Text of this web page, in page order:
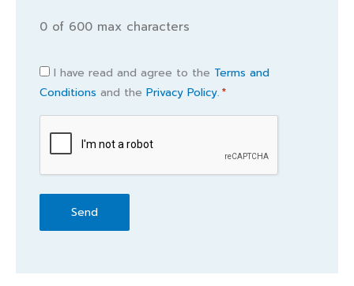
0 of 600 max characters
Consent
*
I have read and agree to the Terms and
Conditions and the Privacy Policy. *